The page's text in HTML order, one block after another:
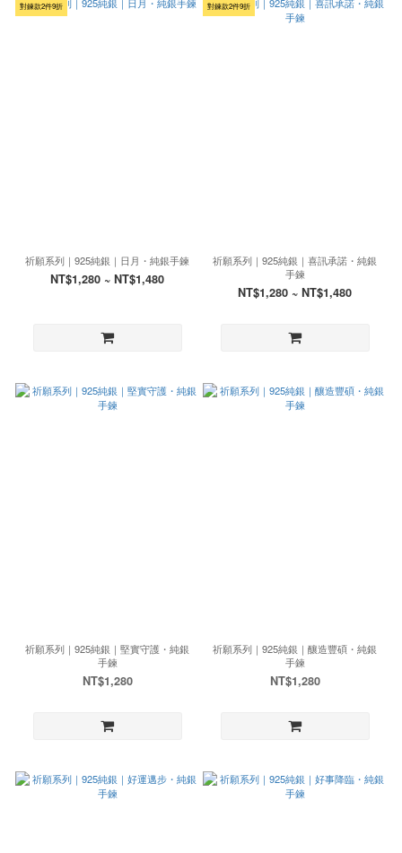
對鍊款2件9折
祈願系列｜925純銀｜日月・純銀手鍊
NT$1,280 ~ NT$1,480
對鍊款2件9折
祈願系列｜925純銀｜喜訊承諾・純銀
手鍊
NT$1,280 ~ NT$1,480
祈願系列｜925純銀｜堅實守護・純銀
手鍊
NT$1,280
祈願系列｜925純銀｜釀造豐碩・純銀
手鍊
NT$1,280